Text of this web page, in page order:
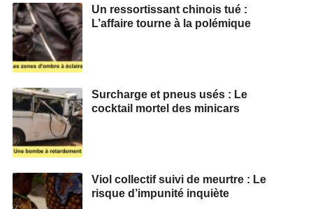
Un ressortissant chinois tué :
L’affaire tourne à la polémique
Surcharge et pneus usés : Le
cocktail mortel des minicars
Viol collectif suivi de meurtre : Le
risque d’impunité inquiète